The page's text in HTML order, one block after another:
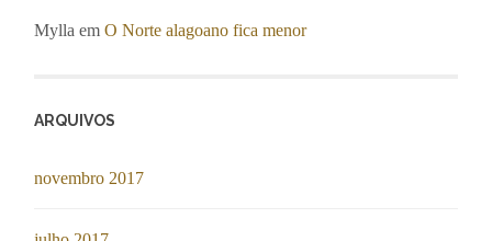
Mylla emO Norte alagoano fica menor
ARQUIVOS
novembro 2017